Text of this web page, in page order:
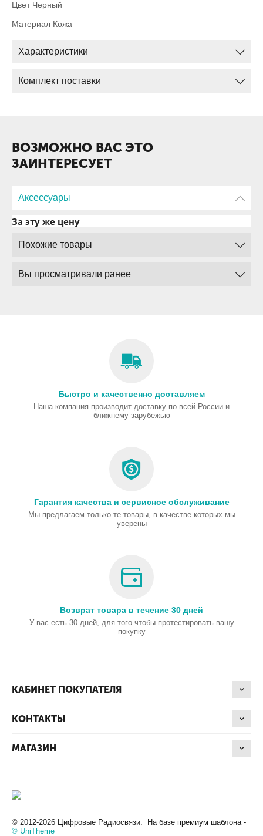
Цвет Черный
Материал Кожа
Характеристики
Комплект поставки
ВОЗМОЖНО ВАС ЭТО
ЗАИНТЕРЕСУЕТ
Аксессуары
За эту же цену
Похожие товары
Вы просматривали ранее
Быстро и качественно доставляем
Наша компания производит доставку по всей России и
ближнему зарубежью
Гарантия качества и сервисное обслуживание
Мы предлагаем только те товары, в качестве которых мы
уверены
Возврат товара в течение 30 дней
У вас есть 30 дней, для того чтобы протестировать вашу
покупку
КАБИНЕТ ПОКУПАТЕЛЯ
КОНТАКТЫ
МАГАЗИН
© 2012-2026 Цифровые Радиосвязи. На базе премиум шаблона -
© UniTheme